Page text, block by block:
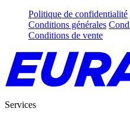
Politique de confidentialité
Conditions générales
Conditions de vente
Services